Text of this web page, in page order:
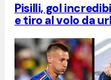
Pisilli, gol
e tiro al volo da